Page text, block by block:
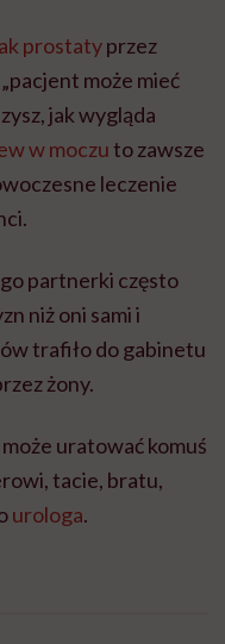
prostatyprzez
może mieć
jak wygląda
w moczuto zawsze
leczenie
partnerki często
niż oni sami i
trafiło do gabinetu
żony.
uratować komuś
tacie, bratu,
urologa.